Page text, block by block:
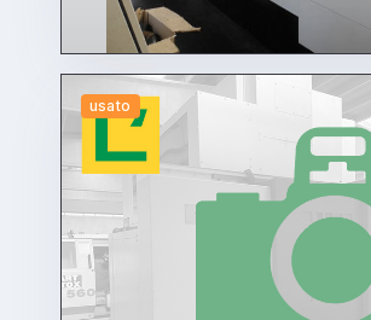
usato